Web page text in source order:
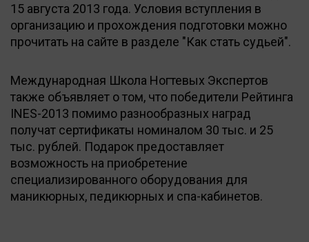
15 августа 2013 года. Условия вступления в
организацию и прохождения подготовки можно
прочитать на сайте в разделе "Как стать судьей".
Международная Школа Ногтевых Экспертов
также объявляет о том, что победители Рейтинга
INES-2013 помимо разнообразных наград
получат сертификаты номиналом 30 тыс. и 25
тыс. рублей. Подарок предоставляет
возможность на приобретение
специализированного оборудования для
маникюрных, педикюрных и спа-кабинетов.